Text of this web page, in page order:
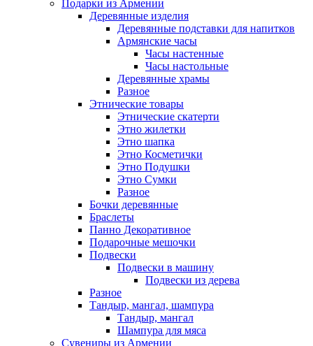
Подарки из Армении
Деревянные изделия
Деревянные подставки для напитков
Армянские часы
Часы настенные
Часы настольные
Деревянные храмы
Разное
Этнические товары
Этнические скатерти
Этно жилетки
Этно шапка
Этно Косметички
Этно Подушки
Этно Сумки
Разное
Бочки деревянные
Браслеты
Панно Декоративное
Подарочные мешочки
Подвески
Подвески в машину
Подвески из дерева
Разное
Тандыр, мангал, шампура
Тандыр, мангал
Шампура для мяса
Сувениры из Армении